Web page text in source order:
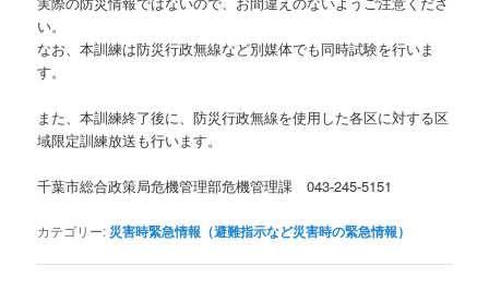
い。
なお、本訓練は防災行政無線など別媒体でも同時試験を行いま
す。
また、本訓練終了後に、防災行政無線を使用した各区に対する区
域限定訓練放送も行います。
千葉市総合政策局危機管理部危機管理課 043-245-5151
カテゴリー: 災害時緊急情報（避難指示など災害時の緊急情報）